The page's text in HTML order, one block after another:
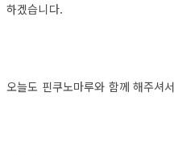
하겠습니다.
오늘도 핀쿠노마루와 함께 해주셔